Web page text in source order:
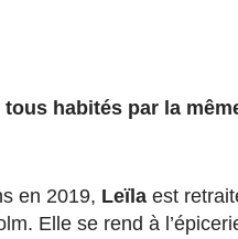
habités par la
en 2019, Leïla est
Elle se rend à